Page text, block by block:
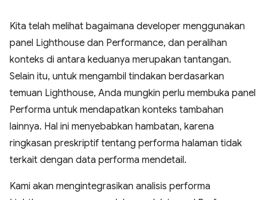
Kita telah melihat bagaimana developer menggunakan
panel Lighthouse dan Performance, dan peralihan
konteks di antara keduanya merupakan tantangan.
Selain itu, untuk mengambil tindakan berdasarkan
temuan Lighthouse, Anda mungkin perlu membuka panel
Performa untuk mendapatkan konteks tambahan
lainnya. Hal ini menyebabkan hambatan, karena
ringkasan preskriptif tentang performa halaman tidak
terkait dengan data performa mendetail.
Kami akan mengintegrasikan analisis performa